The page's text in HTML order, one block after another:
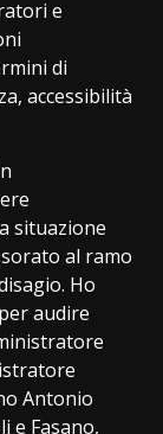
e
di
accessibilità
situazione
al ramo
Ho
audire
Antonio
e Fasano,